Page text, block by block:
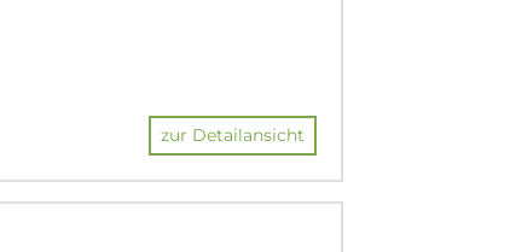
zur Detailansicht